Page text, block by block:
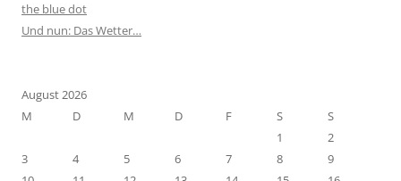
the blue dot
Und nun: Das Wetter…
August 2026
M
D M D F S
S
1
2
3
4 5 6 7 8
9